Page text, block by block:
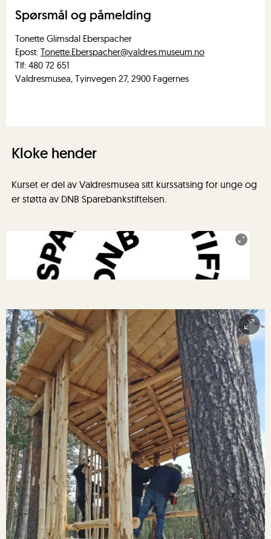
Spørsmål og påmelding
Tonette Glimsdal Eberspacher
Epost:Tonette.Eberspacher@valdres.museum.no
Tlf: 480 72 651
Valdresmusea, Tyinvegen 27, 2900 Fagernes
Kloke hender
Kurset er del av Valdresmusea sitt kurssatsing for unge og
er støtta av DNB Sparebankstiftelsen.